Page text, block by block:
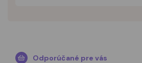
Odporúčané pre vás